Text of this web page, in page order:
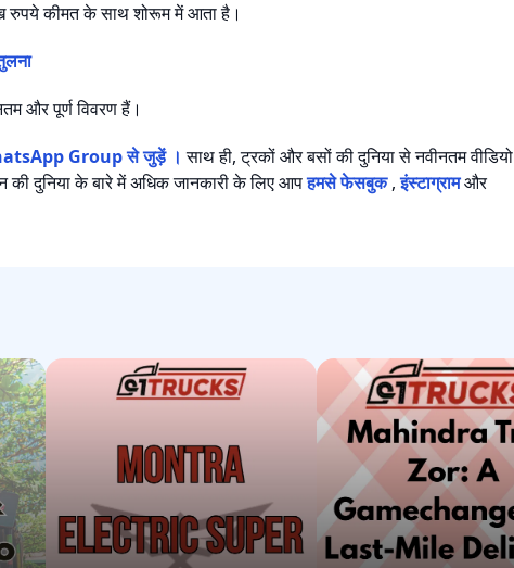
कीमत के साथ शोरूम में आता है।
और पूर्ण विवरण हैं।
Group से जुड़ें ।साथ ही, ट्रकों और बसों की दुनिया से नवीनतम वीडियो
की दुनिया के बारे में अधिक जानकारी के लिए आपहमसे फेसबुक,इंस्टाग्रामऔर